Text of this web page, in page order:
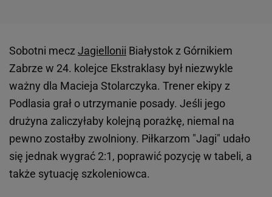
Sobotni mecz Jagiellonii Białystok z Górnikiem
Zabrze w 24. kolejce Ekstraklasy był niezwykle
ważny dla Macieja Stolarczyka. Trener ekipy z
Podlasia grał o utrzymanie posady. Jeśli jego
drużyna zaliczyłaby kolejną porażkę, niemal na
pewno zostałby zwolniony. Piłkarzom "Jagi" udało
się jednak wygrać 2:1, poprawić pozycję w tabeli, a
także sytuację szkoleniowca.